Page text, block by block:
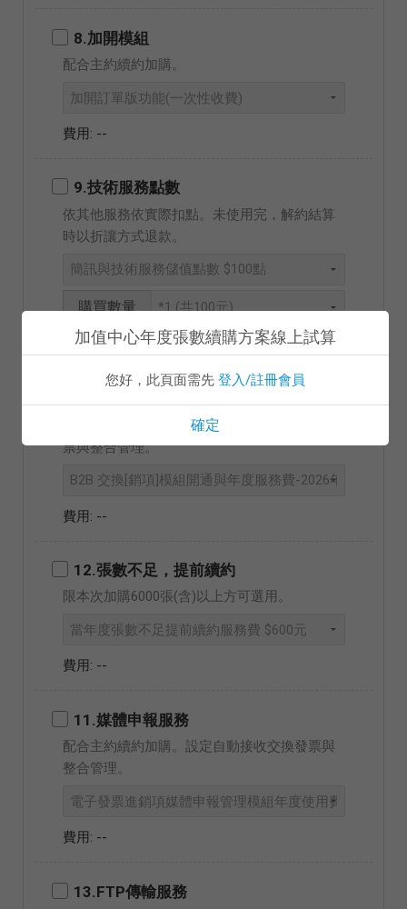
加值中心年度張數續購方案線上試算
您好，此頁面需先 登入/註冊會員
確定
8.加開模組
配合主約續約加購。
--
9.技術服務點數
依其他服務依實際扣點。未使用完，解約結算
時以折讓方式退款。
購買數量
--
配合主約續約選購。依模組設定進銷項交換發
票與整合管理。
--
12.張數不足，提前續約
限本次加購6000張(含)以上方可選用。
--
11.媒體申報服務
配合主約續約加購。設定自動接收交換發票與
整合管理。
--
13.FTP傳輸服務